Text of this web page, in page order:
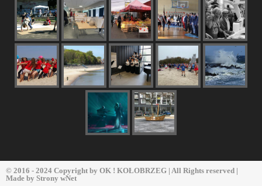
© 2016 - 2024 Copyright by OK ! KOŁOBRZEG | All Rights reserved |
Made by Strony wNet